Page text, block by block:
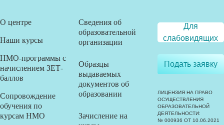
О центре
Наши курсы
НМО-программы с
начислением ЗЕТ-
баллов
Сопровождение
обучения по
курсам НМО
Сведения об
образовательной
организации
Образцы
выдаваемых
документов об
образовании
Зачисление на
Для
слабовидящих
Подать заявку
ЛИЦЕНЗИЯ НА ПРАВО
ОСУЩЕСТВЛЕНИЯ
ОБРАЗОВАТЕЛЬНОЙ
ДЕЯТЕЛЬНОСТИ:
№ 000936 ОТ 10.06.2021